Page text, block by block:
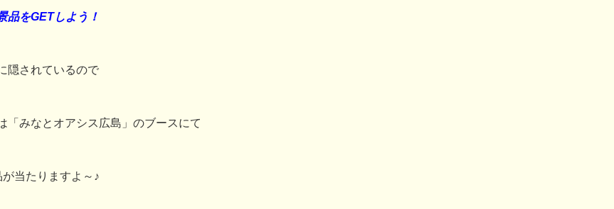
品をGETしよう！
隠されているので
「みなとオアシス広島」のブースにて
当たりますよ～♪